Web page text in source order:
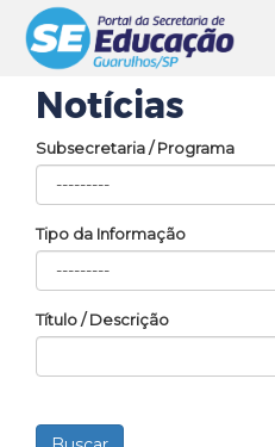
Notícias
Subsecretaria / Programa
Tipo da Informação
Título / Descrição